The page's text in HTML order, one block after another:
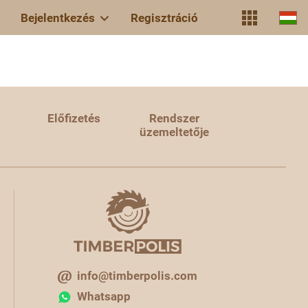
Bejelentkezés Regisztráció
Előfizetés
Rendszer
üzemeltetője
info@timberpolis.com
Whatsapp